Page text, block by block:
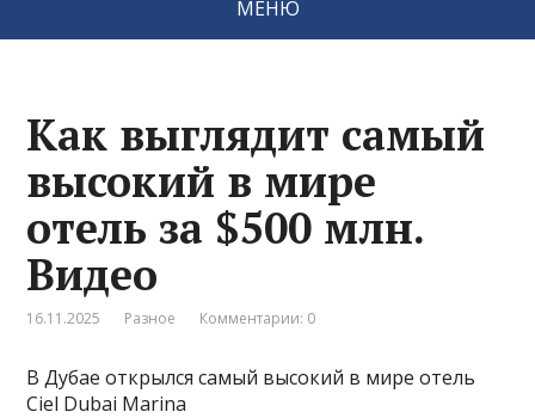
МЕНЮ
Как выглядит самый
высокий в мире
отель за $500 млн.
Видео
16.11.2025 Разное Комментарии: 0
В Дубае открылся самый высокий в мире отель
Ciel Dubai Marina